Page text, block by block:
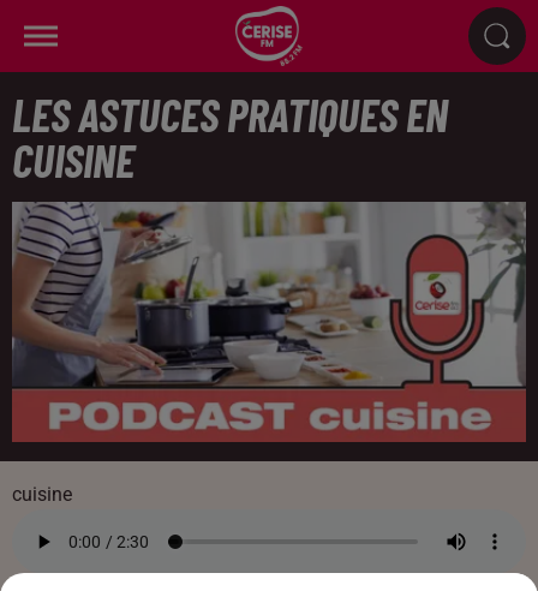
LES ASTUCES PRATIQUES EN
CUISINE
cuisine